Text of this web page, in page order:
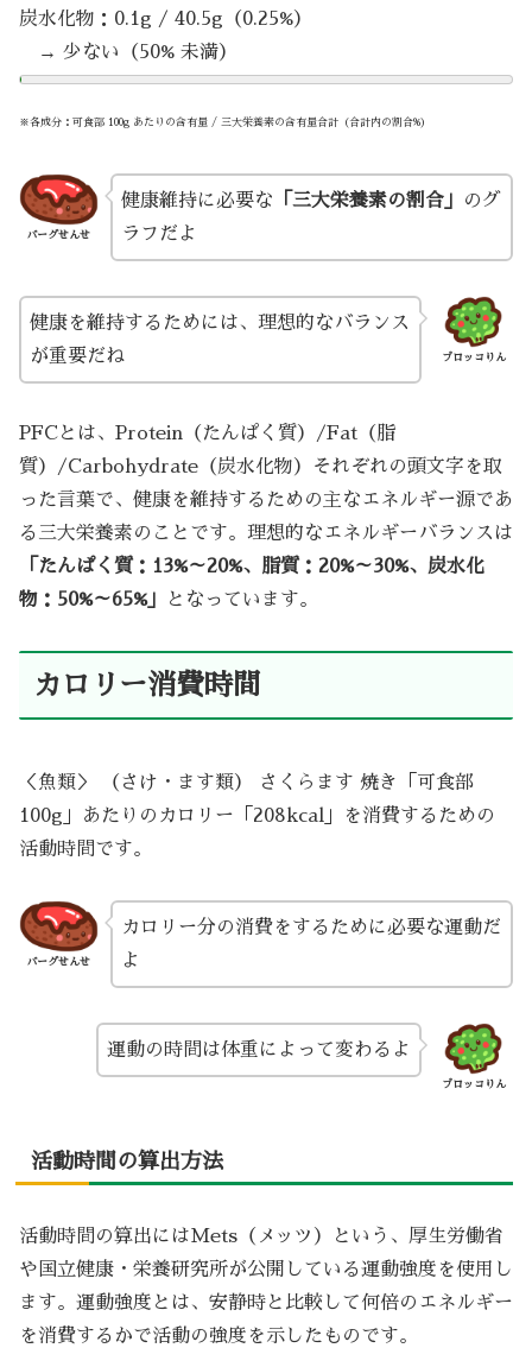
炭水化物：0.1g / 40.5g（0.25%）
→ 少ない（50% 未満）
※各成分：可食部 100g あたりの含有量 / 三大栄養素の含有量合計（合計内の割合%）
バーグせんせ
健康維持に必要な 「三大栄養素の割合」
のグ
ラフだよ
ブロッコりん
健康を維持するためには、理想的なバランス
が重要だね
PFCとは、Protein（たんぱく質）/Fat（脂
質）/Carbohydrate（炭水化物）それぞれの頭文字を取
った言葉で、健康を維持するための主なエネルギー源であ
る三大栄養素のことです。理想的なエネルギーバランスは
「たんぱく質：13%～20%、脂質：20%～30%、炭水化
物：50%～65%」
となっています。
カロリー消費時間
＜魚類＞ （さけ・ます類） さくらます 焼き「可食部
100g」あたりのカロリー「208kcal」を消費するための
活動時間です。
バーグせんせ
カロリー分の消費をするために必要な運動だ
よ
ブロッコりん
運動の時間は体重によって変わるよ
活動時間の算出方法
活動時間の算出にはMets（メッツ）という、厚生労働省
や国立健康・栄養研究所が公開している運動強度を使用し
ます。運動強度とは、安静時と比較して何倍のエネルギー
を消費するかで活動の強度を示したものです。